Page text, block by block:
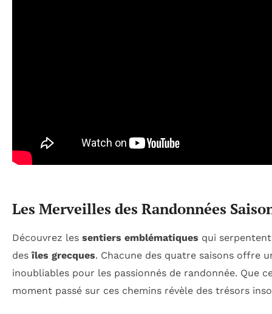
Les Merveilles des Randonnées
Découvrez les sentiers emblématiques qui
desîles grecques. Chacune des quatre saisons offre
inoubliables pour les passionnés de randonnée. Que
moment passé sur ces chemins révèle des trésors